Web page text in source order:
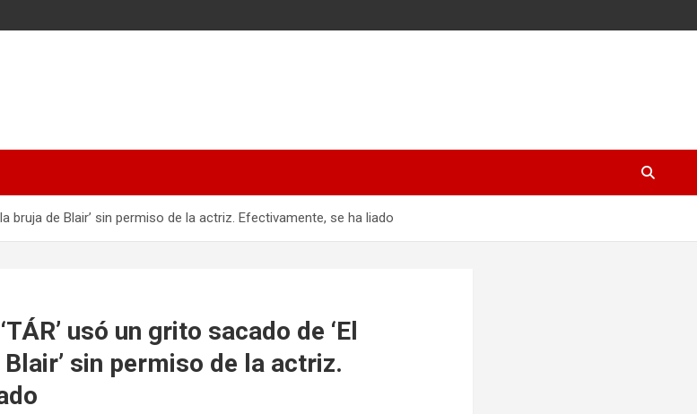
bruja de Blair’ sin permiso de la actriz. Efectivamente, se ha liado
usó un grito sacado de ‘El
sin permiso de la actriz.